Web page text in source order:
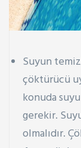
Suyun
çöktürücü
konuda
gerekir.
olmalıdır.